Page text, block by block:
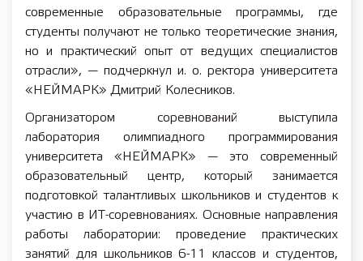
современные образовательные программы, где
студенты получают не только теоретические знания,
но и практический опыт от ведущих специалистов
отрасли», — подчеркнул и. о. ректора университета
«НЕЙМАРК» Дмитрий Колесников.
Организатором соревнований выступила
лаборатория олимпиадного программирования
университета «НЕЙМАРК» — это современный
образовательный центр, который занимается
подготовкой талантливых школьников и студентов к
участию в ИТ-соревнованиях. Основные направления
работы лаборатории: проведение практических
занятий для школьников 6-11 классов и студентов,